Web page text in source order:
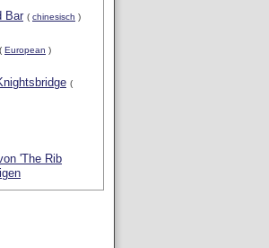
Bar ( chinesisch )
( European )
(
'The Rib